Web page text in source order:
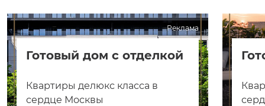
Реклама
Готовый дом с отделкой
Квартиры делюкс класса в
сердце Москвы